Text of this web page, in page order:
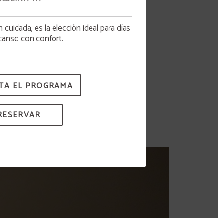
Habitación con vistas
es la elección ideal para días
con confort.
EL PROGRAMA